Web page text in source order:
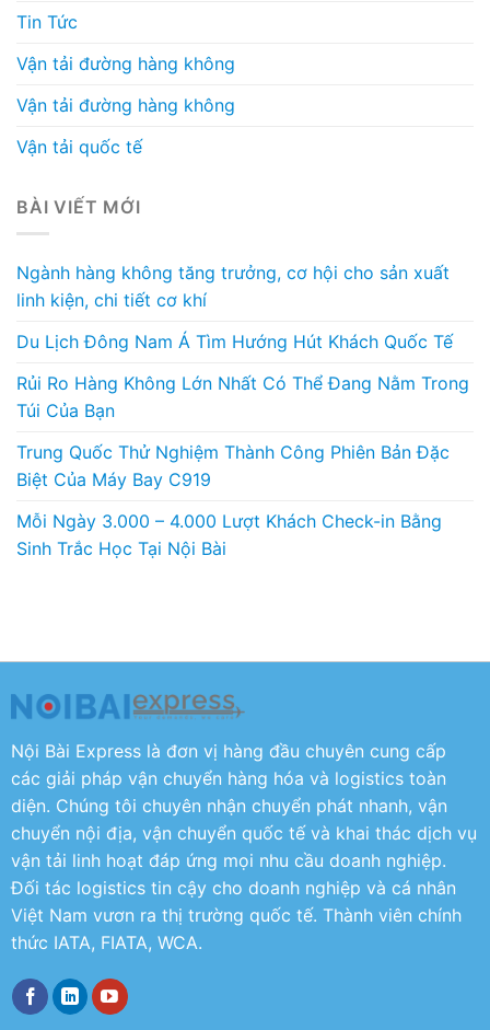
Tin Tức
Vận tải đường hàng không
Vận tải đường hàng không
Vận tải quốc tế
BÀI VIẾT MỚI
Ngành hàng không tăng trưởng, cơ hội cho sản xuất
linh kiện, chi tiết cơ khí
Du Lịch Đông Nam Á Tìm Hướng Hút Khách Quốc Tế
Rủi Ro Hàng Không Lớn Nhất Có Thể Đang Nằm Trong
Túi Của Bạn
Trung Quốc Thử Nghiệm Thành Công Phiên Bản Đặc
Biệt Của Máy Bay C919
Mỗi Ngày 3.000 – 4.000 Lượt Khách Check-in Bằng
Sinh Trắc Học Tại Nội Bài
Nội Bài Express là đơn vị hàng đầu chuyên cung cấp
các giải pháp vận chuyển hàng hóa và logistics toàn
diện. Chúng tôi chuyên nhận chuyển phát nhanh, vận
chuyển nội địa, vận chuyển quốc tế và khai thác dịch vụ
vận tải linh hoạt đáp ứng mọi nhu cầu doanh nghiệp.
Đối tác logistics tin cậy cho doanh nghiệp và cá nhân
Việt Nam vươn ra thị trường quốc tế. Thành viên chính
thức IATA, FIATA, WCA.